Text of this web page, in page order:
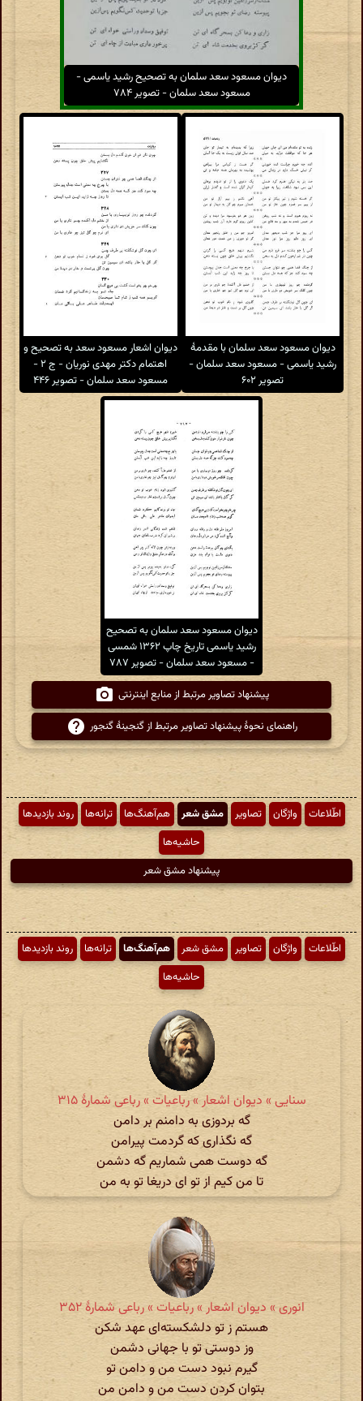
دیوان مسعود سعد سلمان به تصحیح رشید یاسمی -
مسعود سعد سلمان - تصویر ۷۸۴
دیوان مسعود سعد سلمان با مقدمهٔ
رشید یاسمی - مسعود سعد سلمان -
تصویر ۶۰۲
دیوان اشعار مسعود سعد به تصحیح و
اهتمام دکتر مهدی نوریان - ج ۲ -
مسعود سعد سلمان - تصویر ۴۴۶
دیوان مسعود سعد سلمان به تصحیح
رشید یاسمی تاریخ چاپ ۱۳۶۲ شمسی
- مسعود سعد سلمان - تصویر ۷۸۷
پیشنهاد تصاویر مرتبط از منابع اینترنتی
راهنمای نحوهٔ پیشنهاد تصاویر مرتبط از گنجینهٔ گنجور
اطّلاعات واژگان تصاویر مشق شعر هم‌آهنگ‌ها ترانه‌ها
روند بازدیدها
حاشیه‌ها
پیشنهاد مشق شعر
اطّلاعات واژگان تصاویر مشق شعر هم‌آهنگ‌ها ترانه‌ها
روند بازدیدها
حاشیه‌ها
سنایی » دیوان اشعار » رباعیات » رباعی شمارهٔ ۳۱۵
گه بردوزی به دامنم بر دامن
گه نگذاری که گردمت پیرامن
گه دوست همی شماریم گه دشمن
تا من کیم از تو ای دریغا تو به من
انوری » دیوان اشعار » رباعیات » رباعی شمارهٔ ۳۵۲
هستم ز تو دلشکسته‌ای عهد شکن
وز دوستی تو با جهانی دشمن
گیرم نبود دست من و دامن تو
بتوان کردن دست من و دامن من